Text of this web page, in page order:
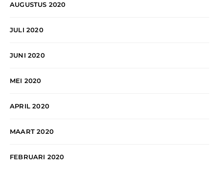
AUGUSTUS 2020
JULI 2020
JUNI 2020
MEI 2020
APRIL 2020
MAART 2020
FEBRUARI 2020